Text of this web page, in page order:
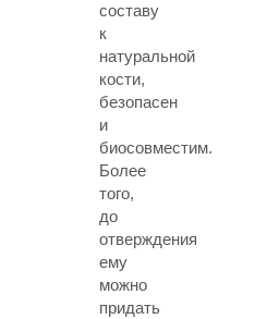
составу
к
натуральной
кости,
безопасен
и
биосовместим.
Более
того,
до
отверждения
ему
можно
придать